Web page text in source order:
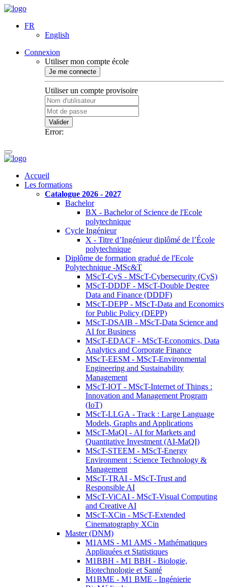
FR
English
Connexion
Utiliser mon compte école
Je me connecte
Utiliser un compte provisoire
Valider
Error:
Accueil
Les formations
Catalogue 2026 - 2027
Bachelor
BX - Bachelor of Science de l'Ecole
polytechnique
Cycle Ingénieur
X - Titre d’Ingénieur diplômé de l’École
polytechnique
Diplôme de formation gradué de l'Ecole
Polytechnique -MSc&T
MScT-CyS - MScT-Cybersecurity (CyS)
MScT-DDDF - MScT-Double Degree
Data and Finance (DDDF)
MScT-DEPP - MScT-Data and Economics
for Public Policy (DEPP)
MScT-DSAIB - MScT-Data Science and
AI for Business
MScT-EDACF - MScT-Economics, Data
Analytics and Corporate Finance
MScT-EESM - MScT-Environmental
Engineering and Sustainability
Management
MScT-IOT - MScT-Internet of Things :
Innovation and Management Program
(IoT)
MScT-LLGA - Track : Large Language
Models, Graphs and Applications
MScT-MaQI - AI for Markets and
Quantitative Investment (AI-MaQI)
MScT-STEEM - MScT-Energy
Environment : Science Technology &
Management
MScT-TRAI - MScT-Trust and
Responsible AI
MScT-ViCAI - MScT-Visual Computing
and Creative AI
MScT-XCin - MScT-Extended
Cinematography XCin
Master (DNM)
M1AMS - M1 AMS - Mathématiques
Appliquées et Statistiques
M1BBH - M1 BBH - Biologie,
Biotechnologie et Santé
M1BME - M1 BME - Ingénierie